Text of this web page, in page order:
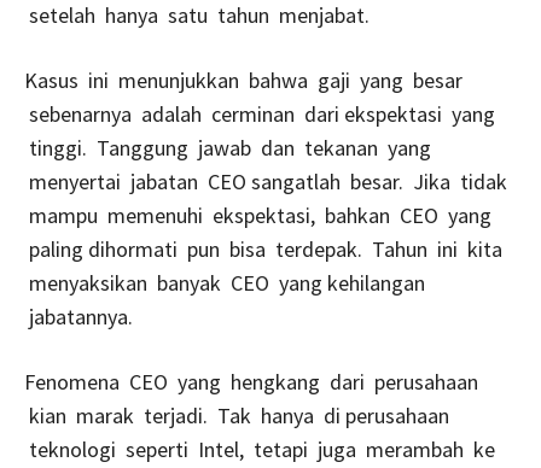
setelah hanya satu tahun menjabat.
Kasus ini menunjukkan bahwa gaji yang besar
sebenarnya adalah cerminan dari ekspektasi yang
tinggi. Tanggung jawab dan tekanan yang
menyertai jabatan CEO sangatlah besar. Jika tidak
mampu memenuhi ekspektasi, bahkan CEO yang
paling dihormati pun bisa terdepak. Tahun ini kita
menyaksikan banyak CEO yang kehilangan
jabatannya.
Fenomena CEO yang hengkang dari perusahaan
kian marak terjadi. Tak hanya di perusahaan
teknologi seperti Intel, tetapi juga merambah ke